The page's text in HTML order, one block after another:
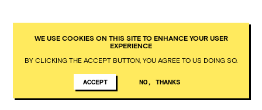
WE USE COOKIES ON THIS SITE TO ENHANCE YOUR USER
EXPERIENCE
BY CLICKING THE ACCEPT BUTTON, YOU AGREE TO US DOING SO.
ACCEPT NO, THANKS